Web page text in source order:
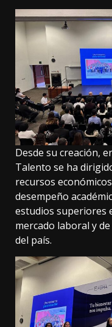
Desde su creación,
Talento se ha
recursos
desempeño
estudios superiores
mercado laboral y
del país.